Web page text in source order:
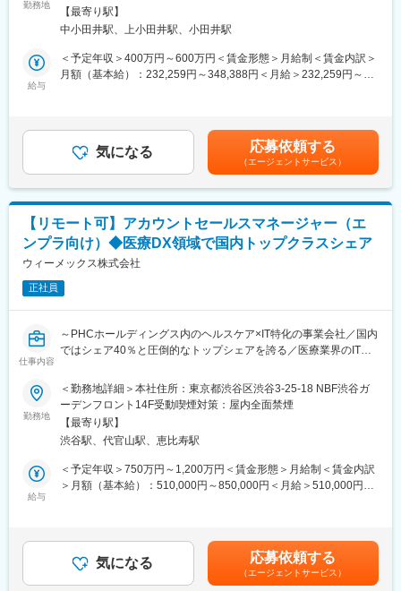
す。医療業界に特化したソリューションを提供する営業のため、
感謝されることが多く、覚えることはたくさんありますが、やり
■教育・研修体制：
・新入社員研修、階層別研修、職種別研修など豊富なプログラム
を揃え、社員それぞれのキャリア・スキルに合わせた成長・スキ
ルアップを、会社として全面的にバックアップしています。
変更の範囲：会社の定める業務
任せします。クリニックへの訪問が多いため、外勤がメインとな
ります。
＜具体的な業務内容＞
◎システム導入時：
※システム使用開始当日は、クリニックでの立ち合いあり。
※システム単体で新規導入する場合、平均6～8回程度、訪問やリ
モート対応、電話対応などを行います。お客様とじっくり向き合
・管轄都道府県：愛知県、岐阜県、三重県、滋賀県、富山県、石
川県、福井県
L営業所から片道2時間程度の愛知・岐阜への顧客への訪問は月1
回程度
L北陸エリアへの訪問はほぼなく、数か月に1回あるかないか程度
◎導入から1か月後：
・システム稼働状況の確認
・システム使用における課題点が発生した場合、課題解決策の提
案、アドバイス
◎オンライン化への対応：
現在、ほとんどの業務を訪問型で行っていますが、今後はオンラ
インでの導入支援も推進していきます。導入されるクリニックの
皆様向けへのオンラインでの集団研修+個別オンライン指導対応
◎その他：
■入社後のサポート：
勤務地 全面禁煙変更の範囲：会社の定める事業所
【最寄り駅】
中小田井駅、上小田井駅、小田井駅
給与
＜予定年収＞400万円～600万円＜賃金形態＞月給制＜賃金内訳＞
月額（基本給）：232,259円～348,388円＜月給＞232,259円～
ります。月給(月額)は固定手当を含めた表記です。
気になる 応募依頼する
（エージェントサービス）
【リモート可】アカウントセールスマネージャー（エ
ンプラ向け）◆医療DX領域で国内トップクラスシェア
ウィーメックス株式会社
正社員
仕事内容
～PHCホールディングス内のヘルスケア×IT特化の事業会社／国内
ではシェア40％と圧倒的なトップシェアを誇る／医療業界のIT化
■業務内容
大手クライアントのアカウントマネージャーとして、ニーズヒア
リングから導入支援まで一貫したプロジェクト推進を担っていた
だきます。クライアントのニーズに寄り添い、国策としても推進
される医療DXの実現を推進するため、社内外と連携したプロジェ
クト推進をお任せいたします。
・ステークホルダー調整、社内外の関係者を率いるプロジェクト
推進
勤務地
＜勤務地詳細＞本社住所：東京都渋谷区渋谷3-25-18 NBF渋谷ガ
ーデンフロント14F受動喫煙対策：屋内全面禁煙
【最寄り駅】
渋谷駅、代官山駅、恵比寿駅
給与
＜予定年収＞750万円～1,200万円＜賃金形態＞月給制＜賃金内訳
＞月額（基本給）：510,000円～850,000円＜月給＞510,000円～
よる変更あり賃金はあくまでも目安の金額であり、選考を通じて
上下する可能性があります。月給(月額)は固定手当を含めた表記で
す。
気になる 応募依頼する
（エージェントサービス）